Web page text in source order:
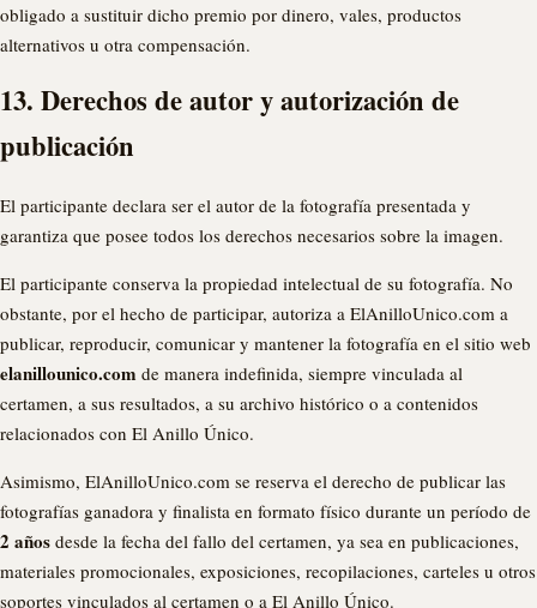
obligado a sustituir dicho premio por dinero, vales, productos
alternativos u otra compensación.
13. Derechos de autor y autorización de
publicación
El participante declara ser el autor de la fotografía presentada y
garantiza que posee todos los derechos necesarios sobre la imagen.
El participante conserva la propiedad intelectual de su fotografía. No
obstante, por el hecho de participar, autoriza a ElAnilloUnico.com a
publicar, reproducir, comunicar y mantener la fotografía en el sitio web
elanillounico.com de manera indefinida, siempre vinculada al
certamen, a sus resultados, a su archivo histórico o a contenidos
relacionados con El Anillo Único.
Asimismo, ElAnilloUnico.com se reserva el derecho de publicar las
fotografías ganadora y finalista en formato físico durante un período de
2 años desde la fecha del fallo del certamen, ya sea en publicaciones,
materiales promocionales, exposiciones, recopilaciones, carteles u otros
soportes vinculados al certamen o a El Anillo Único.